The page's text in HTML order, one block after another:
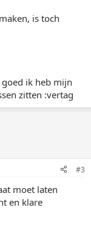
is toch
ik heb mijn
zitten :vertag
#3
moet laten
en klare